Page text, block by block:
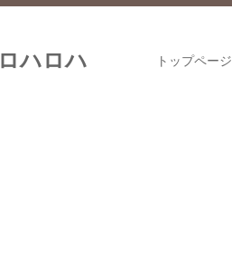
ハロハ トップページ